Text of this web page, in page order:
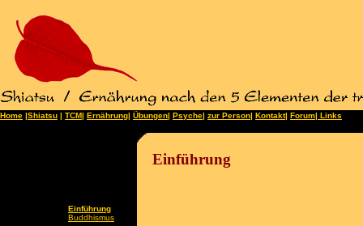
Home |Shiatsu | TCM| Ernährung| Übungen| Psyche| zur Person| Kontakt| Forum| Links
Einführung
Einführung
Buddhismus